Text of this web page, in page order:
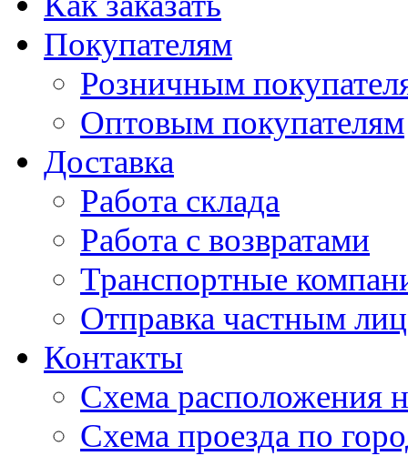
Покупателям
Розничным
Оптовым покупателям
Доставка
Работа склада
Работа с возвратами
Транспортные
Отправка частным
Контакты
Схема расположения
Схема проезда по